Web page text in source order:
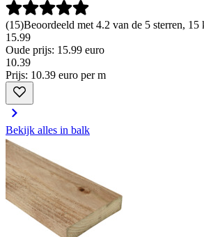
(15)Beoordeeld met 4.2 van de 5 sterren, 15
15.99
Oude prijs: 15.99 euro
10.39
Prijs: 10.39 euro per m
Bekijk alles in balk